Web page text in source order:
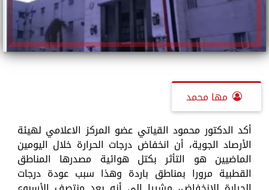
مها محمد
أكد الدكتور محمود القياتي عضو المركز الاعلامي لهيئة
الأرصاد الجوية، أن انخفاض درجات الحرارة خلال اليومين
الماضيين هو التأثر بكتل هوائية مصدرها المناطق
القطبية مرورا بمناطق باردة وهذا سبب عودة درجات